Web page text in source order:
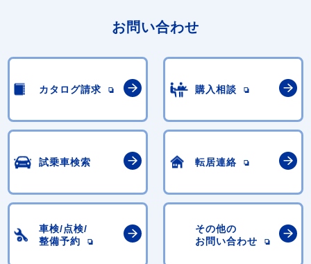
お問い合わせ
カタログ請求 購入相談
試乗車検索 転居連絡
車検/点検/
整備予約
その他の
お問い合わせ